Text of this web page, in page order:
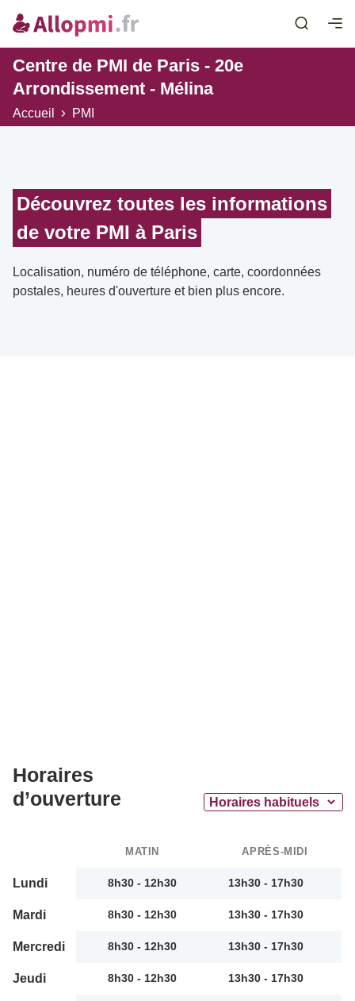
Centre de PMI de Paris - 20e
Arrondissement - Mélina
Accueil PMI
Découvrez toutes les informations
de votre PMI à Paris
Localisation, numéro de téléphone, carte, coordonnées
postales, heures d'ouverture et bien plus encore.
Horaires
d’ouverture
MATIN APRÈS-MIDI
Lundi 8h30 - 12h30 13h30 - 17h30
Mardi 8h30 - 12h30 13h30 - 17h30
Mercredi 8h30 - 12h30 13h30 - 17h30
Jeudi 8h30 - 12h30 13h30 - 17h30